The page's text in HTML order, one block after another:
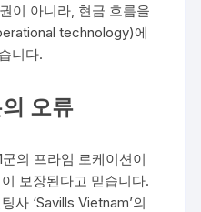
이 아니라, 현금 흐름을
technology)에
니다.
오류
의 프라임 로케이션이
보장된다고 믿습니다.
사 ‘Savills Vietnam’의